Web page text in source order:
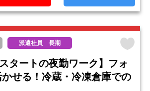
派遣社員 長期
タートの夜勤ワーク】フォ
せる！冷蔵・冷凍倉庫での